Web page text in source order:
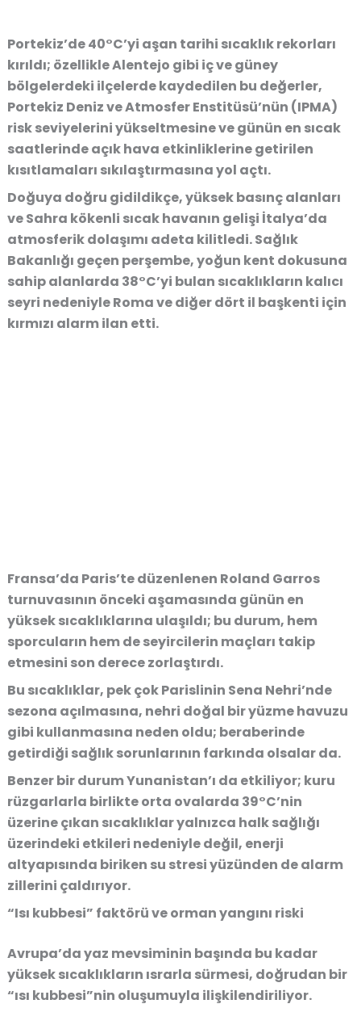
Portekiz’de 40°C’yi aşan tarihi sıcaklık rekorları
kırıldı; özellikle Alentejo gibi iç ve güney
bölgelerdeki ilçelerde kaydedilen bu değerler,
Portekiz Deniz ve Atmosfer Enstitüsü’nün (IPMA)
risk seviyelerini yükseltmesine ve günün en sıcak
saatlerinde açık hava etkinliklerine getirilen
kısıtlamaları sıkılaştırmasına yol açtı.
Doğuya doğru gidildikçe, yüksek basınç alanları
ve Sahra kökenli sıcak havanın gelişi İtalya’da
atmosferik dolaşımı adeta kilitledi. Sağlık
Bakanlığı geçen perşembe, yoğun kent dokusuna
sahip alanlarda 38°C’yi bulan sıcaklıkların kalıcı
seyri nedeniyle Roma ve diğer dört il başkenti için
kırmızı alarm ilan etti.
Fransa’da Paris’te düzenlenen Roland Garros
turnuvasının önceki aşamasında günün en
yüksek sıcaklıklarına ulaşıldı; bu durum, hem
sporcuların hem de seyircilerin maçları takip
etmesini son derece zorlaştırdı.
Bu sıcaklıklar, pek çok Parislinin Sena Nehri’nde
sezona açılmasına, nehri doğal bir yüzme havuzu
gibi kullanmasına neden oldu; beraberinde
getirdiği sağlık sorunlarının farkında olsalar da.
Benzer bir durum Yunanistan’ı da etkiliyor; kuru
rüzgarlarla birlikte orta ovalarda 39°C’nin
üzerine çıkan sıcaklıklar yalnızca halk sağlığı
üzerindeki etkileri nedeniyle değil, enerji
altyapısında biriken su stresi yüzünden de alarm
zillerini çaldırıyor.
“Isı kubbesi” faktörü ve orman yangını riski
Avrupa’da yaz mevsiminin başında bu kadar
yüksek sıcaklıkların ısrarla sürmesi, doğrudan bir
“ısı kubbesi”nin oluşumuyla ilişkilendiriliyor.